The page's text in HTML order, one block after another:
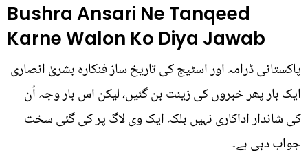
Bushra Ansari Ne Tanqeed
Karne Walon Ko Diya Jawab
پاکستانی ڈرامہ اور اسٹیج کی تاریخ ساز فنکارہ بشریٰ انصاری
ایک بار پھر خبروں کی زینت بن گئیں، لیکن اس بار وجہ اُن
کی شاندار اداکاری نہیں بلکہ ایک وی لاگ پر کی گئی سخت
جواب دہی ہے۔